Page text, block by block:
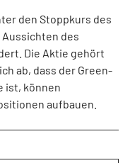
den Stoppkurs des
Aussichten des
Die Aktie gehört
ab, dass der Green-
ist, können
aufbauen.